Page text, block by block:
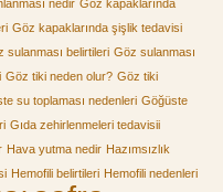
nedir Göz kapaklarında
Göz kapaklarında şişlik tedavisi
sulanması belirtileri Göz sulanması
Göz tiki neden olur? Göz tiki
su toplaması nedenleri Göğüste
Gıda zehirlenmeleri tedavisii
Hava yutma nedir Hazımsızlık
Hemofili belirtileri Hemofili nedenleri